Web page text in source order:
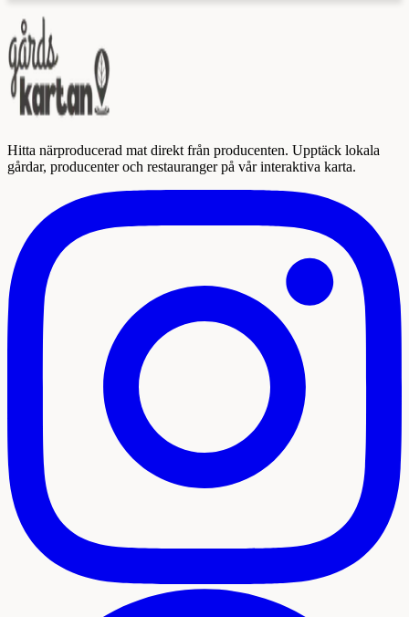
Hitta närproducerad mat direkt från producenten. Upptäck lokala
gårdar, producenter och restauranger på vår interaktiva karta.